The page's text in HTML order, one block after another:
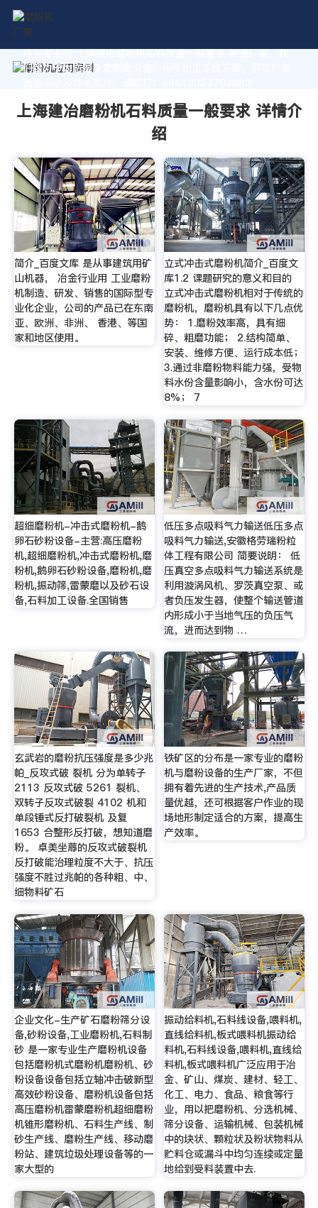
作为专业的 上海建冶磨粉机石料质量一般要求 制造厂家，我
们致力于为您量身定制高价值的粉体加工系统方案。获取厂家
上海建冶磨粉机石料质量一般要求 详情介
绍
简介_百度文库 是从事建筑用矿
山机器， 冶金行业用 工业磨粉
机制造、研发、销售的国际型专
业化企业，公司的产品已在东南
亚、欧洲、非洲、 香港、等国
家和地区使用。
立式冲击式磨粉机简介_百度文
库1.2 课题研究的意义和目的
立式冲击式磨粉机相对于传统的
磨粉机，磨粉机具有以下几点优
势： 1.磨粉效率高，具有细
碎、粗磨功能； 2.结构简单、
安装、维修方便、运行成本低；
3.通过非磨粉物料能力强，受物
料水份含量影响小，含水份可达
8%； 7
超细磨粉机-冲击式磨粉机-鹅
卵石砂粉设备-主营:高压磨粉
机,超细磨粉机,冲击式磨粉机,磨
粉机,鹅卵石砂粉设备,磨粉机,磨
粉机,振动筛,雷蒙磨以及砂石设
备,石料加工设备.全国销售
低压多点吸料气力输送低压多点
吸料气力输送,安徽格劳瑞粉粒
体工程有限公司 简要说明： 低
压真空多点吸料气力输送系统是
利用漩涡风机、罗茨真空泵、或
者负压发生器，使整个输送管道
内形成小于当地气压的负压气
流，进而达到物 …
玄武岩的磨粉抗压强度是多少兆
帕_反攻式破 裂机 分为单转子
2113 反攻式破 5261 裂机、
双转子反攻式破裂 4102 机和
单段锤式反打破裂机 及复
1653 合整形反打破，想知道磨
粉。 卓美坐蓐的反攻式破裂机
反打破能治理粒度不大于、抗压
强度不胜过兆帕的各种粗、中、
细物料矿石
铁矿区的分布是一家专业的磨粉
机与磨粉设备的生产厂家，不但
拥有着先进的生产技术,产品质
量优越，还可根据客户作业的现
场地形制定适合的方案，提高生
产效率。
企业文化-生产矿石磨粉筛分设
备,砂粉设备,工业磨粉机,石料制
砂 是一家专业生产磨粉机设备
包括磨粉机式磨粉机磨粉机、砂
粉设备设备包括立轴冲击破新型
高效砂粉设备、磨粉机设备包括
高压磨粉机雷蒙磨粉机超细磨粉
机锥形磨粉机、石料生产线、制
砂生产线、磨粉生产线、移动磨
粉站、建筑垃圾处理设备等的一
家大型的
振动给料机,石料线设备,喂料机,
直线给料机,板式喂料机振动给
料机,石料线设备,喂料机,直线给
料机,板式喂料机广泛应用于冶
金、矿山、煤炭、建材、轻工、
化工、电力、食品、粮食等行
业，用以把磨粉机、分选机械、
筛分设备、运输机械、包装机械
中的块状、颗粒状及粉状物料从
贮料仓或漏斗中均匀连续或定量
地给到受料装置中去.